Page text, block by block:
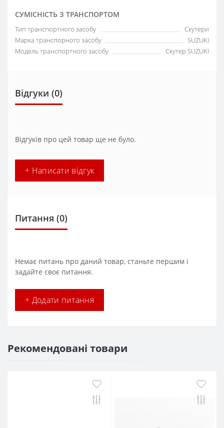
СУМІСНІСТЬ З ТРАНСПОРТОМ
Тип транспортного засобу
Скутери
Марка транспорного засобу
SUZUKI
Модель транспортного засобу
Скутер SUZUKI
Відгуки (0)
Відгуків про цей товар ще не було.
+ Написати відгук
Питання (0)
Немає питань про даний товар, станьте першим і
задайте своє питання.
+ Додати питання
Рекомендовані товари